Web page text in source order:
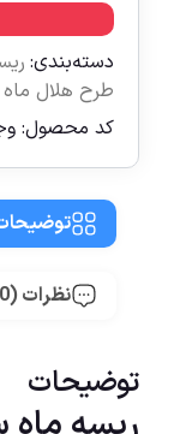
دسته‌بندی:
طرح هلال ماه
کد محصول:
نظرات (0)
توضیحات